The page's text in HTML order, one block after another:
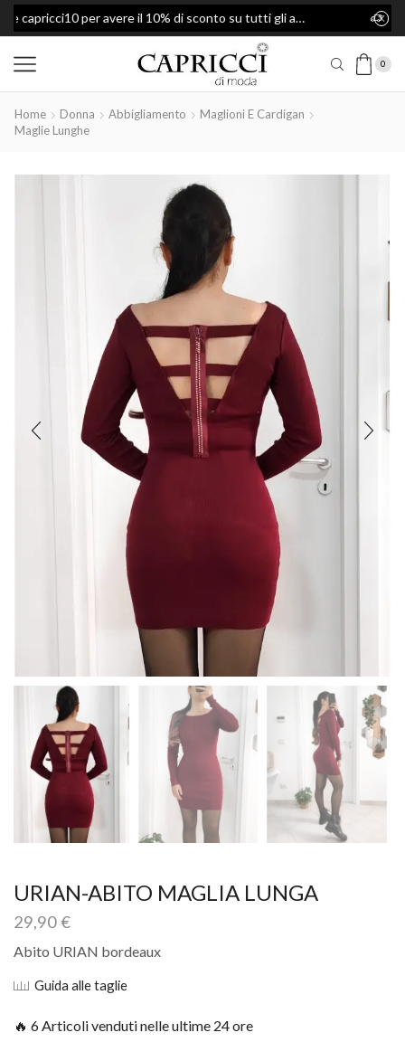
Spedizione Gratis per ordini superiori a 49€
0
Home Donna Abbigliamento
Maglioni E Cardigan
Maglie Lunghe
URIAN-ABITO MAGLIA LUNGA
29,90€
Abito URIAN bordeaux
Guida alle taglie
🔥 6 Articoli venduti nelle ultime 24 ore